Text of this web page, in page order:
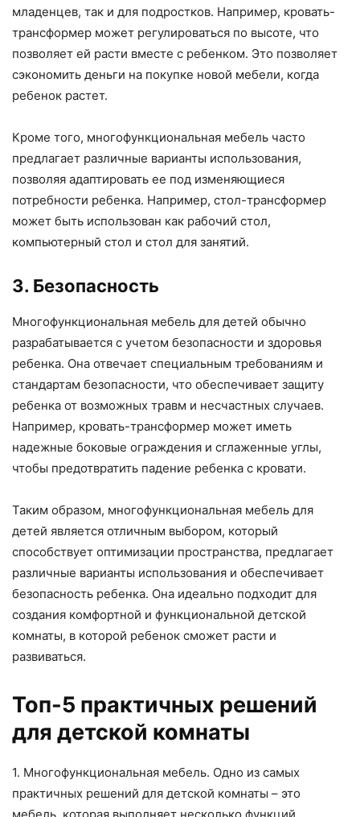
младенцев, так и для подростков. Например, кровать-
трансформер может регулироваться по высоте, что
позволяет ей расти вместе с ребенком. Это позволяет
сэкономить деньги на покупке новой мебели, когда
ребенок растет.
Кроме того, многофункциональная мебель часто
предлагает различные варианты использования,
позволяя адаптировать ее под изменяющиеся
потребности ребенка. Например, стол-трансформер
может быть использован как рабочий стол,
компьютерный стол и стол для занятий.
3. Безопасность
Многофункциональная мебель для детей обычно
разрабатывается с учетом безопасности и здоровья
ребенка. Она отвечает специальным требованиям и
стандартам безопасности, что обеспечивает защиту
ребенка от возможных травм и несчастных случаев.
Например, кровать-трансформер может иметь
надежные боковые ограждения и сглаженные углы,
чтобы предотвратить падение ребенка с кровати.
Таким образом, многофункциональная мебель для
детей является отличным выбором, который
способствует оптимизации пространства, предлагает
различные варианты использования и обеспечивает
безопасность ребенка. Она идеально подходит для
создания комфортной и функциональной детской
комнаты, в которой ребенок сможет расти и
развиваться.
Топ-5 практичных решений
для детской комнаты
1. Многофункциональная мебель. Одно из самых
практичных решений для детской комнаты – это